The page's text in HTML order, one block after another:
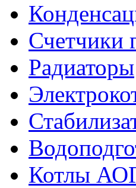
Счетчики
Радиаторы
Котлы